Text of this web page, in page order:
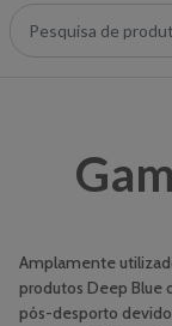
Amplamente
produtos Deep Blue
pós-desporto